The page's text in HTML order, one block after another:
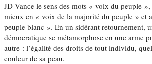
JD Vance le sens des mots « voix du peuple
mieux en « voix de la majorité du peuple » et
peuple blanc ». En un sidérant retournement,
démocratique se métamorphose en une arme
autre : l’égalité des droits de tout individu,
couleur de sa peau.